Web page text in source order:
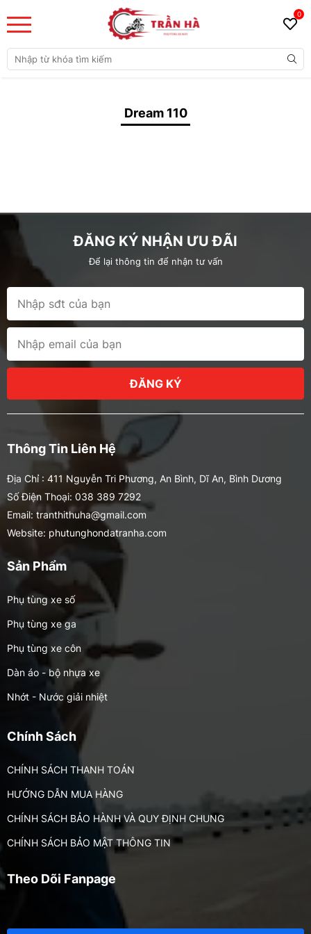
0
Dream 110
ĐĂNG KÝ NHẬN ƯU ĐÃI
Để lại thông tin để nhận tư vấn
ĐĂNG KÝ
Thông Tin Liên Hệ
Địa Chỉ : 411 Nguyễn Tri Phương, An Bình, Dĩ An, Bình Dương
Số Điện Thoại: 038 389 7292
Email: tranthithuha@gmail.com
Website: phutunghondatranha.com
Sản Phẩm
Phụ tùng xe số
Phụ tùng xe ga
Phụ tùng xe côn
Dàn áo - bộ nhựa xe
Nhớt - Nước giải nhiệt
Chính Sách
CHÍNH SÁCH THANH TOÁN
HƯỚNG DẪN MUA HÀNG
CHÍNH SÁCH BẢO HÀNH VÀ QUY ĐỊNH CHUNG
CHÍNH SÁCH BẢO MẬT THÔNG TIN
Theo Dõi Fanpage